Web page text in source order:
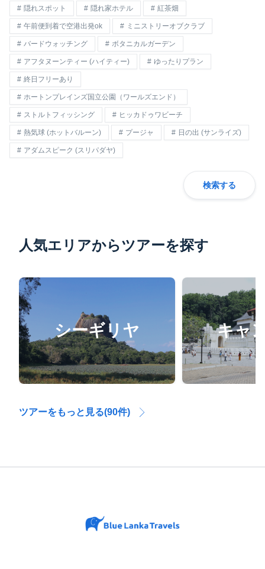
隠れスポット 隠れ家ホテル 紅茶畑
午前便到着で空港出発ok ミニストリーオブクラブ
バードウォッチング ボタニカルガーデン
アフタヌーンティー (ハイティー) ゆったりプラン
終日フリーあり
ホートンプレインズ国立公園（ワールズエンド）
ストルトフィッシング ヒッカドゥワビーチ
熱気球 (ホットバルーン) プージャ 日の出 (サンライズ)
アダムスピーク (スリパダヤ)
検索する
人気エリアからツアーを探す
シーギリヤ キャ
ツアーをもっと見る(90件)